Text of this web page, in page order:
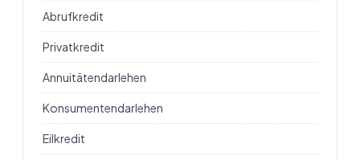
Abrufkredit
Privatkredit
Annuitätendarlehen
Konsumentendarlehen
Eilkredit